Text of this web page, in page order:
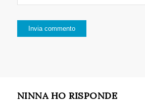
NINNA HO RISPONDE